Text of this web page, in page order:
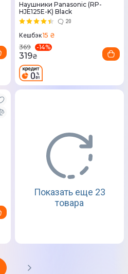
Наушники Panasonic (RP-
HJE125E-K) Black
20
Кешбэк15 ₴
369
-14%
319₴
Показать еще 23
товара